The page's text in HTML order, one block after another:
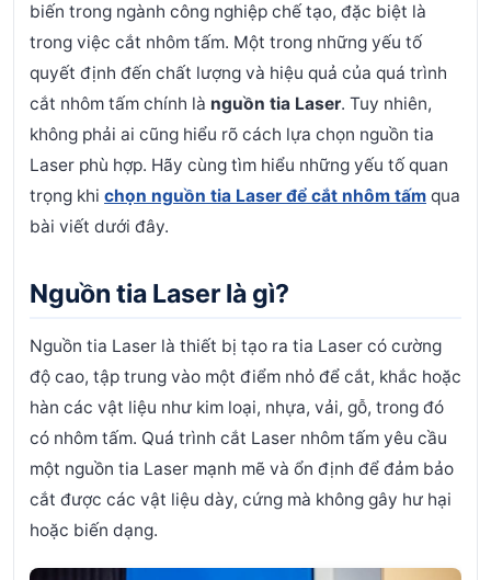
biến trong ngành công nghiệp chế tạo, đặc biệt là
trong việc cắt nhôm tấm. Một trong những yếu tố
quyết định đến chất lượng và hiệu quả của quá trình
cắt nhôm tấm chính là nguồn tia Laser. Tuy nhiên,
không phải ai cũng hiểu rõ cách lựa chọn nguồn tia
Laser phù hợp. Hãy cùng tìm hiểu những yếu tố quan
trọng khi chọn nguồn tia Laser để cắt nhôm tấm qua
bài viết dưới đây.
Nguồn tia Laser là gì?
Nguồn tia Laser là thiết bị tạo ra tia Laser có cường
độ cao, tập trung vào một điểm nhỏ để cắt, khắc hoặc
hàn các vật liệu như kim loại, nhựa, vải, gỗ, trong đó
có nhôm tấm. Quá trình cắt Laser nhôm tấm yêu cầu
một nguồn tia Laser mạnh mẽ và ổn định để đảm bảo
cắt được các vật liệu dày, cứng mà không gây hư hại
hoặc biến dạng.